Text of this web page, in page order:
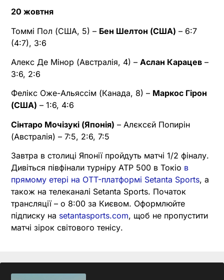
20 жовтня
Томмі Пол (США, 5) – Бен Шелтон (США) – 6:7
(4:7), 3:6
Алекс Де Мінор (Австралія, 4) – Аслан Карацев –
3:6, 2:6
Фелікс Оже-Альяссім (Канада, 8) – Маркос Гірон
(США) – 1:6, 4:6
Сінтаро Мочізукі (Японія) – Алєксєй Попирін
(Австралія) – 7:5, 2:6, 7:5
Завтра в столиці Японії пройдуть матчі 1/2 фіналу.
Дивіться півфінали турніру ATP 500 в Токіо в
прямому етері на OTT-платформі Setanta Sports, а
також на телеканалі Setanta Sports. Початок
трансляції – о 8:00 за Києвом. Оформлюйте
підписку на setantasports.com, щоб не пропустити
матчі зірок світового тенісу.